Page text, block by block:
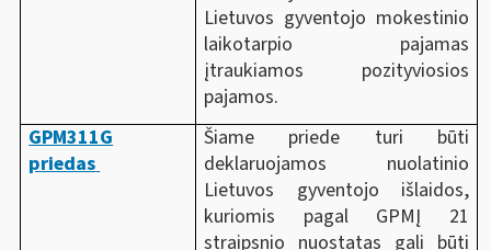
Lietuvos gyventojo mokestinio
laikotarpio pajamas
įtraukiamos pozityviosios
pajamos.
GPM311G
priedas
Šiame priede turi būti
deklaruojamos nuolatinio
Lietuvos gyventojo išlaidos,
kuriomis pagal GPMĮ 21
straipsnio nuostatas gali būti